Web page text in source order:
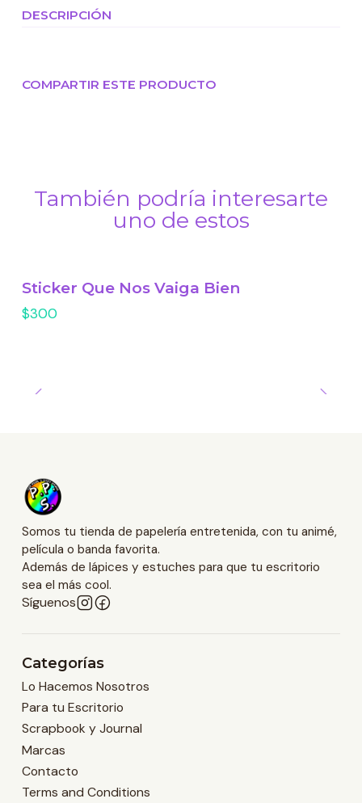
DESCRIPCIÓN
COMPARTIR ESTE PRODUCTO
También podría interesarte
uno de estos
Sticker Que Nos Vaiga Bien
$300
Somos tu tienda de papelería entretenida, con tu animé,
película o banda favorita.
Además de lápices y estuches para que tu escritorio
sea el más cool.
Síguenos
Categorías
Lo Hacemos Nosotros
Para tu Escritorio
Scrapbook y Journal
Marcas
Contacto
Terms and Conditions